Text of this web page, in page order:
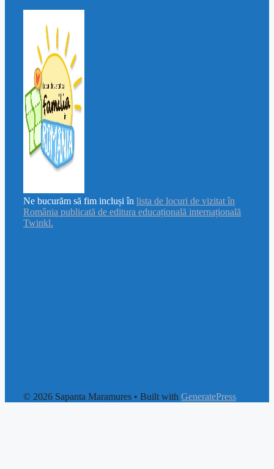
Ne bucurăm să fim incluși în lista de locuri de vizitat în
România publicată de editura educațională internațională
Twinkl.
© 2026 Sapanta Maramures • Built with GeneratePress